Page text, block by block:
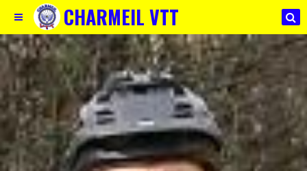
CHARMEIL VTT